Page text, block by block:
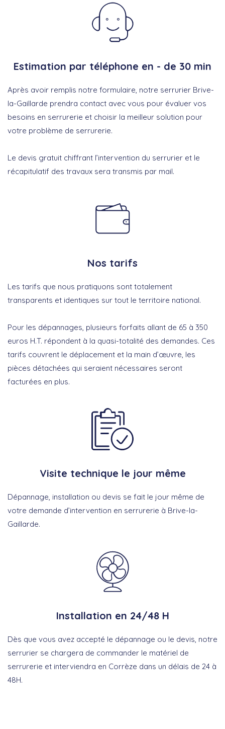
Estimation par téléphone en - de 30 min
Après avoir remplis notre formulaire, notre serrurier Brive-
la-Gaillarde prendra contact avec vous pour évaluer vos
besoins en serrurerie et choisir la meilleur solution pour
votre problème de serrurerie.
Le devis gratuit chiffrant l’intervention du serrurier et le
récapitulatif des travaux sera transmis par mail.
Nos tarifs
Les tarifs que nous pratiquons sont totalement
transparents et identiques sur tout le territoire national.
Pour les dépannages, plusieurs forfaits allant de 65 à 350
euros H.T. répondent à la quasi-totalité des demandes. Ces
tarifs couvrent le déplacement et la main d’œuvre, les
pièces détachées qui seraient nécessaires seront
facturées en plus.
Visite technique le jour même
Dépannage, installation ou devis se fait le jour même de
votre demande d’intervention en serrurerie à Brive-la-
Gaillarde.
Installation en 24/48 H
Dès que vous avez accepté le dépannage ou le devis, notre
serrurier se chargera de commander le matériel de
serrurerie et interviendra en Corrèze dans un délais de 24 à
48H.